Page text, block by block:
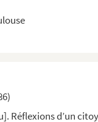
août...
Réflexions d’un